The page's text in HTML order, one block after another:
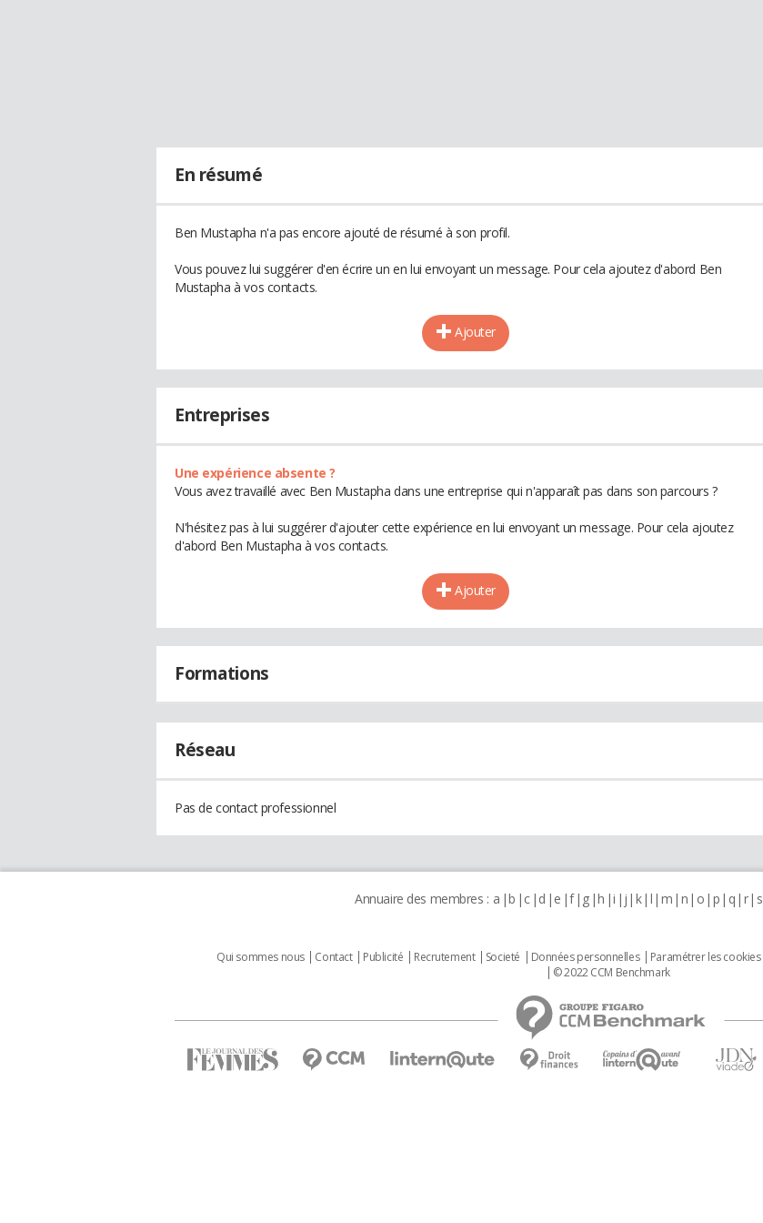
En résumé
Ben Mustapha n'a pas encore ajouté de résumé à son profil.
Vous pouvez lui suggérer d'en écrire un en lui envoyant un message. Pour cela ajoutez d'abord Ben
Mustapha à vos contacts.
Ajouter
Entreprises
Une expérience absente ?
Vous avez travaillé avec Ben Mustapha dans une entreprise qui n'apparaît pas dans son parcours ?
N'hésitez pas à lui suggérer d'ajouter cette expérience en lui envoyant un message. Pour cela ajoutez
d'abord Ben Mustapha à vos contacts.
Ajouter
Formations
Réseau
Pas de contact professionnel
Annuaire des membres : a b c d e f g h i j k l m n o p q r s
Qui sommes nous Contact Publicité Recrutement Societé Données personnelles Paramétrer les cookies
© 2022 CCM Benchmark